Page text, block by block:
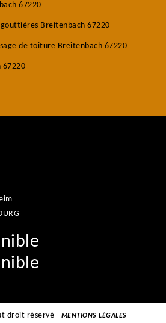
67220
Breitenbach 67220
de toiture Breitenbach 67220
67220
droit réservé - MENTIONS LÉGALES